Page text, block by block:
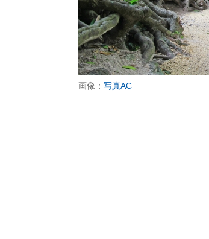
画像： 写真AC